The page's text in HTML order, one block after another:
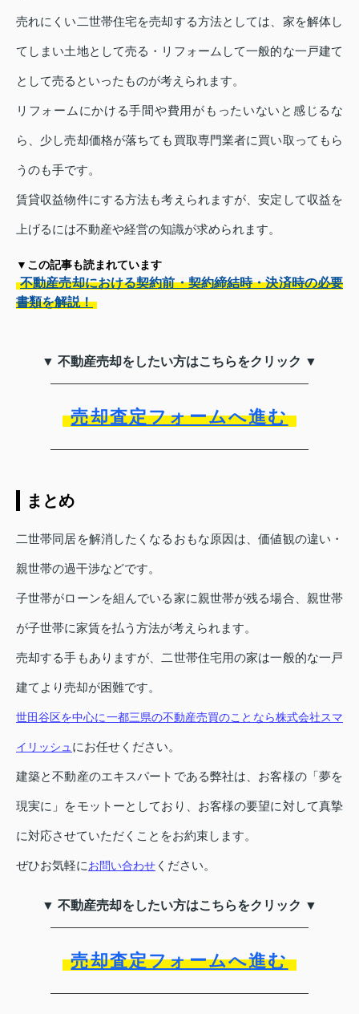
売れにくい二世帯住宅を売却する方法としては、家を解体し
てしまい土地として売る・リフォームして一般的な一戸建て
として売るといったものが考えられます。
リフォームにかける手間や費用がもったいないと感じるな
ら、少し売却価格が落ちても買取専門業者に買い取ってもら
うのも手です。
賃貸収益物件にする方法も考えられますが、安定して収益を
上げるには不動産や経営の知識が求められます。
▼この記事も読まれています
不動産売却における契約前・契約締結時・決済時の必要
書類を解説！
▼ 不動産売却をしたい方はこちらをクリック ▼
売却査定フォームへ進む
まとめ
二世帯同居を解消したくなるおもな原因は、価値観の違い・
親世帯の過干渉などです。
子世帯がローンを組んでいる家に親世帯が残る場合、親世帯
が子世帯に家賃を払う方法が考えられます。
売却する手もありますが、二世帯住宅用の家は一般的な一戸
建てより売却が困難です。
世田谷区を中心に一都三県の不動産売買のことなら株式会社スマ
イリッシュにお任せください。
建築と不動産のエキスパートである弊社は、お客様の「夢を
現実に」をモットーとしており、お客様の要望に対して真摯
に対応させていただくことをお約束します。
ぜひお気軽にお問い合わせ ください。
▼ 不動産売却をしたい方はこちらをクリック ▼
売却査定フォームへ進む